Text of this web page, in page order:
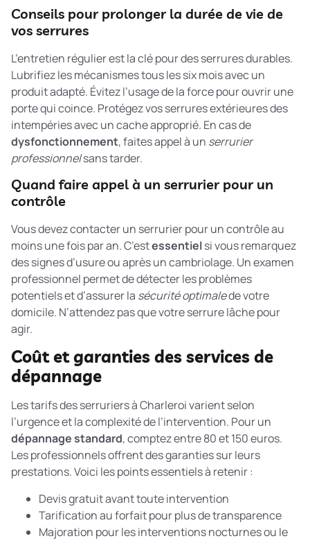
Conseils pour prolonger la durée de vie de
vos serrures
L’entretien régulier est la clé pour des serrures durables.
Lubrifiez les mécanismes tous les six mois avec un
produit adapté. Évitez l’usage de la force pour ouvrir une
porte qui coince. Protégez vos serrures extérieures des
intempéries avec un cache approprié. En cas de
dysfonctionnement, faites appel à un serrurier
professionnelsans tarder.
Quand faire appel à un serrurier pour un
contrôle
Vous devez contacter un serrurier pour un contrôle au
moins une fois par an. C’estessentielsi vous remarquez
des signes d’usure ou après un cambriolage. Un examen
professionnel permet de détecter les problèmes
potentiels et d’assurer la sécurité optimalede votre
domicile. N’attendez pas que votre serrure lâche pour
agir.
Coût et garanties des services de
dépannage
Les tarifs des serruriers à Charleroi varient selon
l’urgence et la complexité de l’intervention. Pour un
dépannage standard, comptez entre 80 et 150 euros.
Les professionnels offrent des garanties sur leurs
prestations. Voici les points essentiels à retenir :
Devis gratuit avant toute intervention
Tarification au forfait pour plus de transparence
Majoration pour les interventions nocturnes ou le